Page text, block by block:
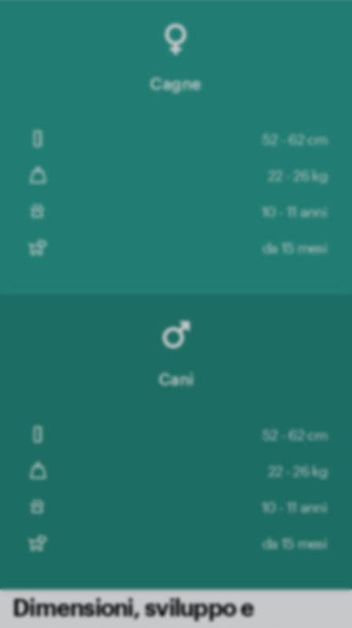
Cagne
52 - 62 cm
22 - 26 kg
10 - 11 anni
da 15 mesi
Cani
52 - 62 cm
22 - 26 kg
10 - 11 anni
da 15 mesi
Dimensioni, sviluppo e